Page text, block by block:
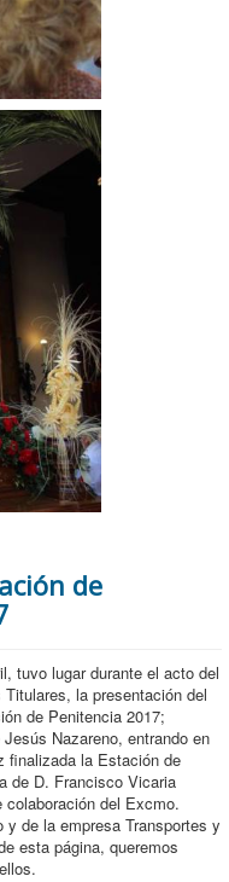
de
tuvo lugar durante el acto del
la presentación del
de Penitencia 2017;
Nazareno, entrando en
finalizada la Estación de
de D. Francisco Vicaria
del Excmo.
de la empresa Transportes y
esta página, queremos